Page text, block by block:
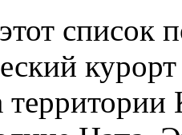
список